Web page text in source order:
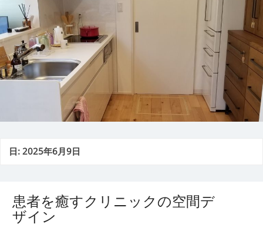
日:2025年6月9日
患者を癒すクリニックの空間デ
ザイン